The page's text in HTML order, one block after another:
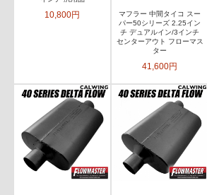
10,800円
マフラー 中間タイコ スー
パー50シリーズ 2.25イン
チ デュアルイン/3インチ
センターアウト フローマス
ター
41,600円